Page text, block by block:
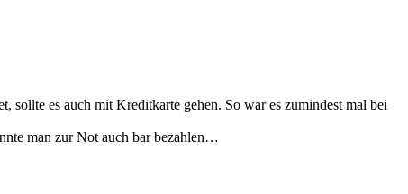
sollte es auch mit Kreditkarte gehen. So war es zumindest mal bei
man zur Not auch bar bezahlen…